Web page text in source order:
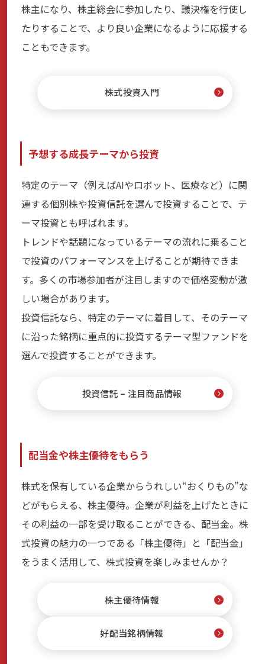
株主になり、株主総会に参加したり、議決権を行使し
たりすることで、より良い企業になるように応援する
こともできます。
株式投資入門
予想する成長テーマから投資
特定のテーマ（例えばAIやロボット、医療など）に関
連する個別株や投資信託を選んで投資することで、テ
ーマ投資とも呼ばれます。
トレンドや話題になっているテーマの流れに乗ること
で投資のパフォーマンスを上げることが期待できま
す。多くの市場参加者が注目しますので価格変動が激
しい場合があります。
投資信託なら、特定のテーマに着目して、そのテーマ
に沿った銘柄に重点的に投資するテーマ型ファンドを
選んで投資することができます。
投資信託 – 注目商品情報
配当金や株主優待をもらう
株式を保有している企業からうれしい“おくりもの”な
どがもらえる、株主優待。企業が利益を上げたときに
その利益の一部を受け取ることができる、配当金。株
式投資の魅力の一つである「株主優待」と「配当金」
をうまく活用して、株式投資を楽しみませんか？
株主優待情報
好配当銘柄情報